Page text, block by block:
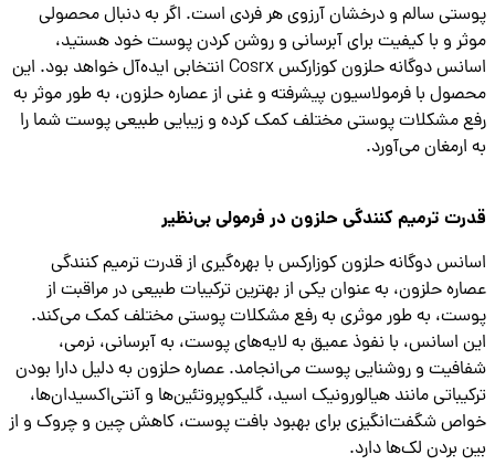
سالم و درخشان آرزوی هر فردی است. اگر به دنبال محصولی
و با کیفیت برای آبرسانی و روشن کردن پوست خود هستید،
اسانس دوگانه حلزون کوزارکس Cosrx انتخابی ایده‌آل خواهد بود. این
با فرمولاسیون پیشرفته و غنی از عصاره حلزون، به طور موثر به
مشکلات پوستی مختلف کمک کرده و زیبایی طبیعی پوست شما را
می‌آورد.
ترمیم کنندگی حلزون در فرمولی بی‌نظیر
دوگانه حلزون کوزارکس با بهره‌گیری از قدرت ترمیم کنندگی
حلزون، به عنوان یکی از بهترین ترکیبات طبیعی در مراقبت از
به طور موثری به رفع مشکلات پوستی مختلف کمک می‌کند.
اسانس، با نفوذ عمیق به لایه‌های پوست، به آبرسانی، نرمی،
و روشنایی پوست می‌انجامد. عصاره حلزون به دلیل دارا بودن
مانند هیالورونیک اسید، گلیکوپروتئین‌ها و آنتی‌اکسیدان‌ها،
شگفت‌انگیزی برای بهبود بافت پوست، کاهش چین و چروک و از
بردن لک‌ها دارد.